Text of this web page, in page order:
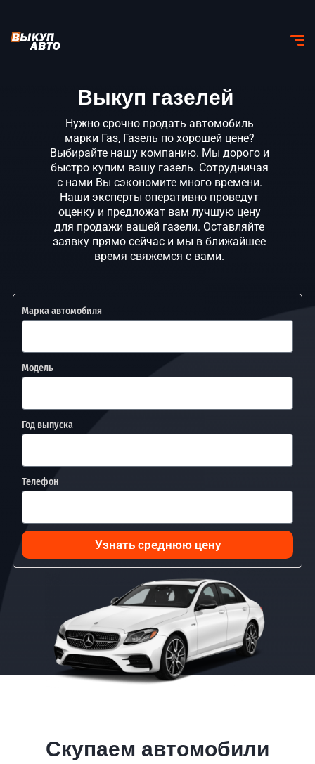
Выкуп газелей
Нужно срочно продать автомобиль
марки Газ, Газель по хорошей цене?
Выбирайте нашу компанию. Мы дорого и
быстро купим вашу газель. Сотрудничая
с нами Вы сэкономите много времени.
Наши эксперты оперативно проведут
оценку и предложат вам лучшую цену
для продажи вашей газели. Оставляйте
заявку прямо сейчас и мы в ближайшее
время свяжемся с вами.
Марка автомобиля
Модель
Год выпуска
Телефон
Узнать среднюю цену
Скупаем автомобили